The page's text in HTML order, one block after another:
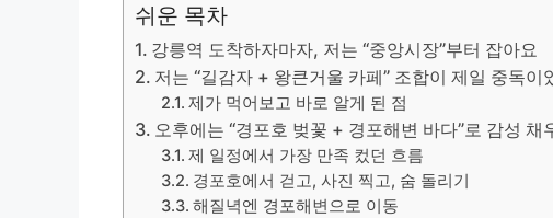
쉬운 목차
강릉역 도착하자마자, 저는 “중앙시장”부터 잡아요
저는 “길감자 + 왕큰거울 카페” 조합이 제일 중독이
제가 먹어보고 바로 알게 된 점
오후에는 “경포호 벚꽃 + 경포해변 바다”로 감성 채
제 일정에서 가장 만족 컸던 흐름
경포호에서 걷고, 사진 찍고, 숨 돌리기
해질녁엔 경포해변으로 이동